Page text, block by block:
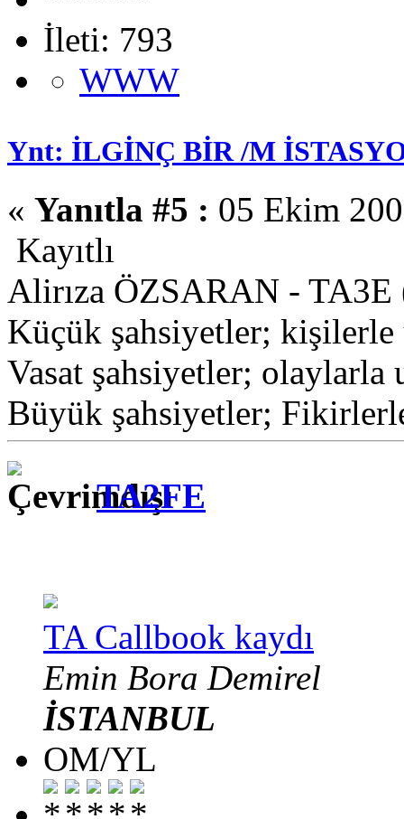
İleti: 793
WWW
Ynt: İLGİNÇ BİR /M
« Yanıtla #5 : 05 Ekim
Kayıtlı
Alirıza ÖZSARAN -
Küçük şahsiyetler; kişilerle
Vasat şahsiyetler; olaylarla
Büyük şahsiyetler;
TA2FE
TA Callbook kaydı
Emin Bora Demirel
İSTANBUL
OM/YL